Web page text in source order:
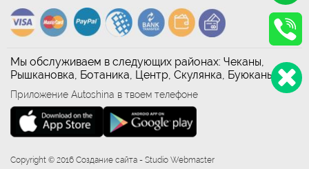
Мы обслуживаем в следующих районах: Чеканы,
Рышкановка, Ботаника, Центр, Скулянка, Буюканы
Приложение Autoshina в твоем телефоне
Copyright © 2016 Создание сайта - Studio Webmaster